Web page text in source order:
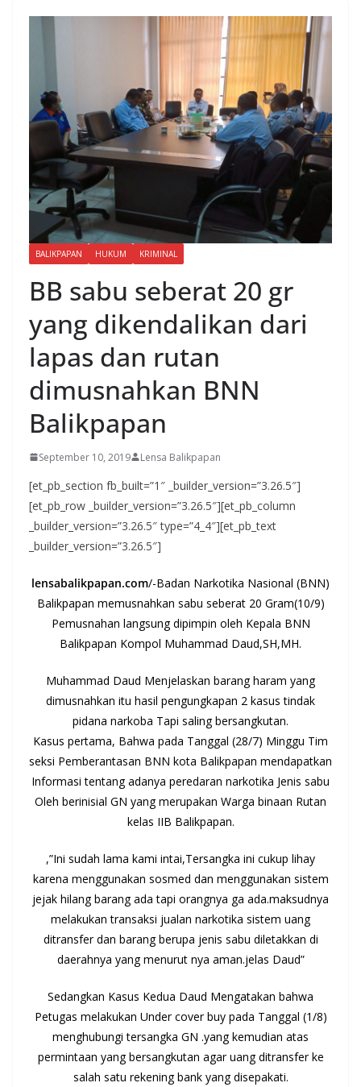
BALIKPAPAN HUKUM KRIMINAL
BB sabu seberat 20 gr
yang dikendalikan dari
lapas dan rutan
dimusnahkan BNN
Balikpapan
September 10, 2019 Lensa Balikpapan
[et_pb_section fb_built=”1″ _builder_version=”3.26.5″]
[et_pb_row _builder_version=”3.26.5″][et_pb_column
_builder_version=”3.26.5″ type=”4_4″][et_pb_text
_builder_version=”3.26.5″]
lensabalikpapan.com/-Badan Narkotika Nasional (BNN)
Balikpapan memusnahkan sabu seberat 20 Gram(10/9)
Pemusnahan langsung dipimpin oleh Kepala BNN
Balikpapan Kompol Muhammad Daud,SH,MH.
Muhammad Daud Menjelaskan barang haram yang
dimusnahkan itu hasil pengungkapan 2 kasus tindak
pidana narkoba Tapi saling bersangkutan.
Kasus pertama, Bahwa pada Tanggal (28/7) Minggu Tim
seksi Pemberantasan BNN kota Balikpapan mendapatkan
Informasi tentang adanya peredaran narkotika Jenis sabu
Oleh berinisial GN yang merupakan Warga binaan Rutan
kelas IIB Balikpapan.
,”Ini sudah lama kami intai,Tersangka ini cukup lihay
karena menggunakan sosmed dan menggunakan sistem
jejak hilang barang ada tapi orangnya ga ada.maksudnya
melakukan transaksi jualan narkotika sistem uang
ditransfer dan barang berupa jenis sabu diletakkan di
daerahnya yang menurut nya aman.jelas Daud”
Sedangkan Kasus Kedua Daud Mengatakan bahwa
Petugas melakukan Under cover buy pada Tanggal (1/8)
menghubungi tersangka GN .yang kemudian atas
permintaan yang bersangkutan agar uang ditransfer ke
salah satu rekening bank yang disepakati.